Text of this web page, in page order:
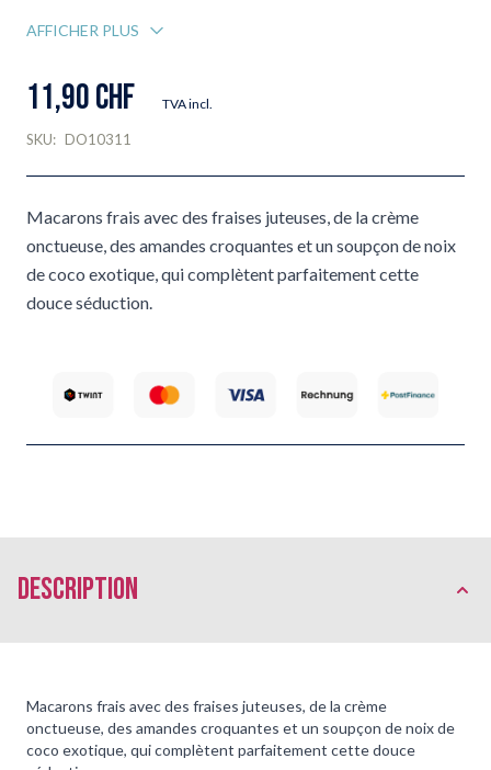
AFFICHER PLUS
11,90 CHF TVA incl.
SKU: DO10311
Macarons frais avec des fraises juteuses, de la crème
onctueuse, des amandes croquantes et un soupçon de noix
de coco exotique, qui complètent parfaitement cette
douce séduction.
Description
Macarons frais avec des fraises juteuses, de la crème
onctueuse, des amandes croquantes et un soupçon de noix de
coco exotique, qui complètent parfaitement cette douce